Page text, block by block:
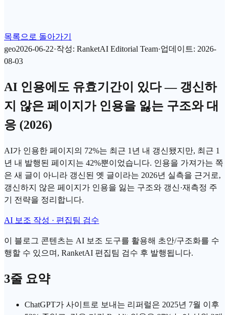
목록으로 돌아가기
geo2026-06-22·작성: RanketAI Editorial Team·업데이트: 2026-
08-03
AI 인용에도 유효기간이 있다 — 갱신하
지 않은 페이지가 인용을 잃는 구조와 대
응 (2026)
AI가 인용한 페이지의 72%는 최근 1년 내 갱신됐지만, 최근 1
년 내 발행된 페이지는 42%뿐이었습니다. 인용을 가져가는 쪽
은 새 글이 아니라 갱신된 옛 글이라는 2026년 실측을 근거로,
갱신하지 않은 페이지가 인용을 잃는 구조와 갱신·재측정 주
기 전략을 정리합니다.
AI 보조 작성 · 편집팀 검수
이 블로그 콘텐츠는 AI 보조 도구를 활용해 초안/구조화를 수
행할 수 있으며, RanketAI 편집팀 검수 후 발행됩니다.
3줄 요약
ChatGPT가 사이트로 보내는 리퍼럴은 2025년 7월 이후